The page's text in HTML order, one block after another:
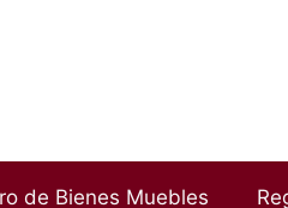
de Bienes Muebles